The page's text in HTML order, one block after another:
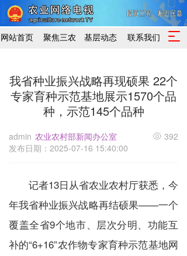
网站首页 聚焦三农 基层动态 联系我们
T
l
e
i
i
o
n
我省种业振兴战略再现硕果 22个
专家育种示范基地展示1570个品
种，示范145个品种
admin 农业农村部新闻办公室
发布日期：2025-07-16 15:40:00
392
记者13日从省农业农村厅获悉，今
年我省种业振兴战略再结硕果——一个
覆盖全省9个地市、层次分明、功能互
补的“6+16”农作物专家育种示范基地网